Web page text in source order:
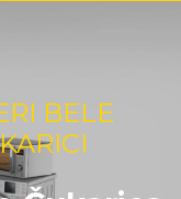
BELE